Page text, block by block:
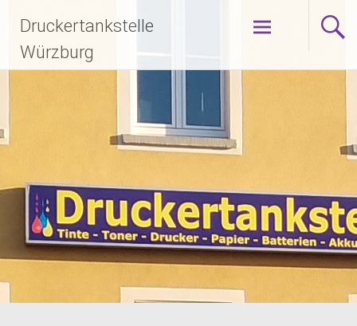
Inhalt
springen
Druckertankstelle
Würzburg